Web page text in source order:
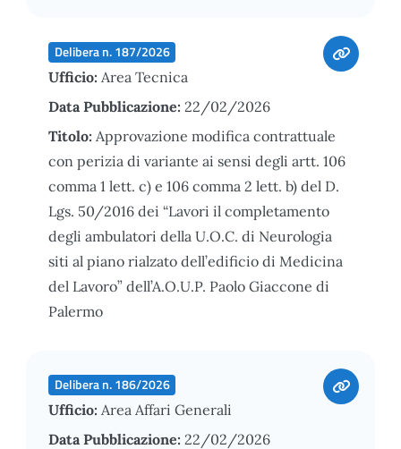
Delibera n. 187/2026
Ufficio: Area Tecnica
Data Pubblicazione: 22/02/2026
Titolo: Approvazione modifica contrattuale
con perizia di variante ai sensi degli artt. 106
comma 1 lett. c) e 106 comma 2 lett. b) del D.
Lgs. 50/2016 dei “Lavori il completamento
degli ambulatori della U.O.C. di Neurologia
siti al piano rialzato dell’edificio di Medicina
del Lavoro” dell’A.O.U.P. Paolo Giaccone di
Palermo
Delibera n. 186/2026
Ufficio: Area Affari Generali
Data Pubblicazione: 22/02/2026